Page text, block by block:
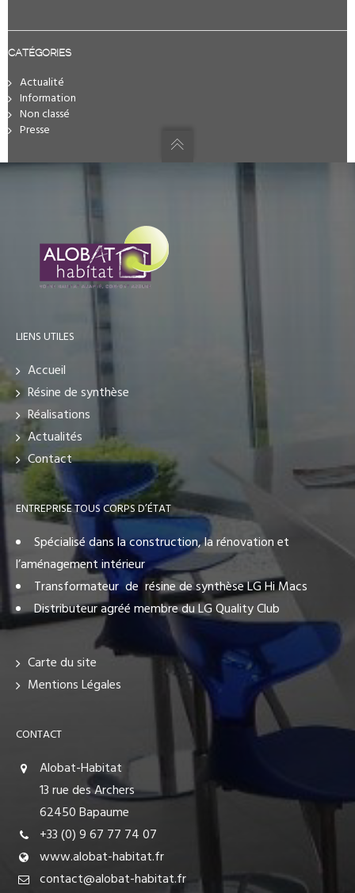
CATÉGORIES
Actualité
Information
Non classé
Presse
LIENS UTILES
Accueil
Résine de synthèse
Réalisations
Actualités
Contact
ENTREPRISE TOUS CORPS D’ÉTAT
Spécialisé dans la construction, la rénovation et
l’aménagement intérieur
Transformateur de résine de synthèse LG Hi Macs
Distributeur agréé membre du LG Quality Club
Carte du site
Mentions Légales
CONTACT
Alobat-Habitat
13 rue des Archers
62450 Bapaume
+33 (0) 9 67 77 74 07
www.alobat-habitat.fr
contact@alobat-habitat.fr